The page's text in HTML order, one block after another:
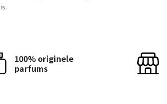
100% originele
parfums